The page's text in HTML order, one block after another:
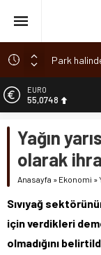
Park
7 aylık
ALTIN
6.623,43
13.785,25
DOLAR
47,7048
55,0748
Yağın
olarak
Anasayfa » Ekonomi »
Sıvıyağ
için verdikleri
olmadığını